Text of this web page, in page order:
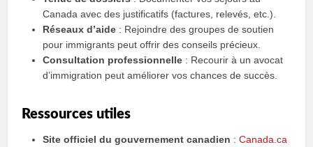
Canada avec des justificatifs (factures, relevés, etc.).
Réseaux d’aide : Rejoindre des groupes de soutien
pour immigrants peut offrir des conseils précieux.
Consultation professionnelle : Recourir à un avocat
d’immigration peut améliorer vos chances de succès.
Ressources utiles
Site officiel du gouvernement canadien :Canada.ca